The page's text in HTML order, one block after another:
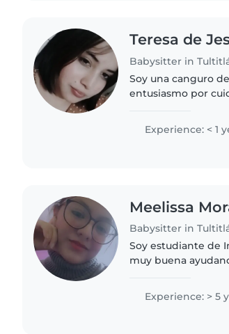
Teresa de
Babysitter in
Soy una canguro
entusiasmo por
Experience: < 1
Meelissa
Babysitter in
Soy estudiante de
muy buena
actividades para..
Experience: > 5